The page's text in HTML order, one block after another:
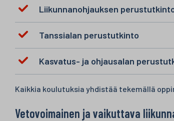
Liikunnanohjauksen
Tanssialan perustutkinto
Kasvatus- ja ohjausalan
Kaikkia koulutuksia yhdistää tekemällä
Vetovoimainen ja vaikuttava